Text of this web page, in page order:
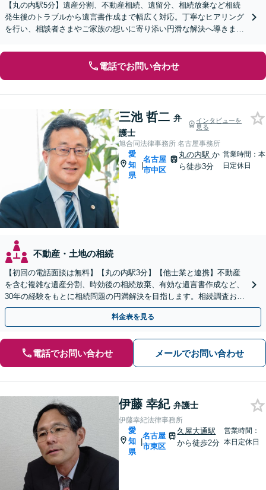
【丸の内駅5分】遺産分割、不動産相続、遺留分、相続放棄など相続
発生後のトラブルから遺言書作成まで幅広く対応。丁寧なヒアリング
を行い、相談者さまやご家族の想いに寄り添い円滑な解決へ導きます
電話でお問い合わせ
三池 哲二 弁
護士
インタビューを
見る
旭合同法律事務所 名古屋事務所
愛
知
県
|
名古屋
市中区
丸の内駅か
ら徒歩3分
営業時間：本
日定休日
不動産・土地の相続
【初回の電話面談は無料】【丸の内駅3分】【他士業と連携】不動産
を含む複雑な遺産分割、時効後の相続放棄、有効な遺言書作成など、
30年の経験をもとに相続問題の円満解決を目指します。相続調査お任
せパックあり【出張対応可】【夜間休日対応】
料金表を見る
電話でお問い合わせ メールでお問い合わせ
伊藤 幸紀 弁護士
伊藤幸紀法律事務所
愛
知
県
|
名古屋
市東区
久屋大通駅
から徒歩2分
営業時間：
本日定休日